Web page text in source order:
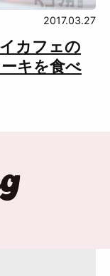
カフェの
キを食べ
2017.03.27